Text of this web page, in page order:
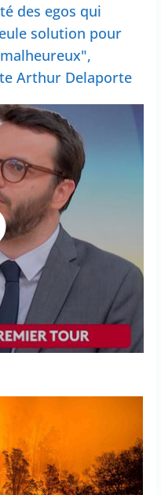
des egos qui
solution pour
Arthur Delaporte